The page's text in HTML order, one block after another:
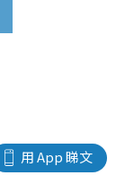
用 App 睇文